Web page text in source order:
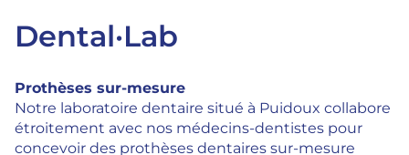
Dental·Lab
Prothèses sur-mesure
Notre laboratoire dentaire situé à Puidoux collabore
étroitement avec nos médecins-dentistes pour
concevoir des prothèses dentaires sur-mesure